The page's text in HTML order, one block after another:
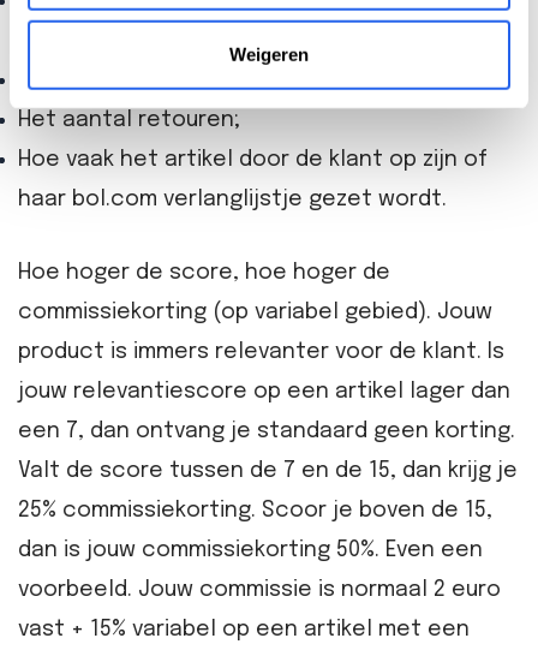
Weigeren
Het aantal retouren;
Hoe vaak het artikel door de klant op zijn of
haar bol.com verlanglijstje gezet wordt.
Hoe hoger de score, hoe hoger de
commissiekorting (op variabel gebied). Jouw
product is immers relevanter voor de klant. Is
jouw relevantiescore op een artikel lager dan
een 7, dan ontvang je standaard geen korting.
Valt de score tussen de 7 en de 15, dan krijg je
25% commissiekorting. Scoor je boven de 15,
dan is jouw commissiekorting 50%. Even een
voorbeeld. Jouw commissie is normaal 2 euro
vast + 15% variabel op een artikel met een